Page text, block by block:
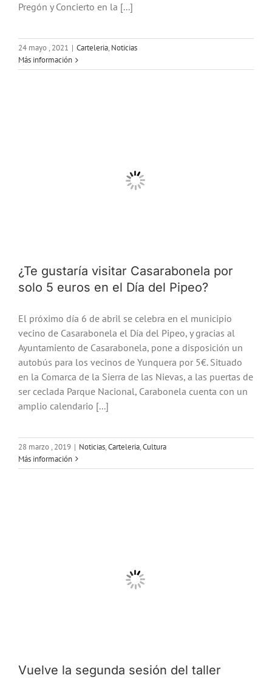
Pregón y Concierto en la [...]
24 mayo , 2021 | Carteleria, Noticias
Más información
¿Te gustaría visitar Casarabonela por
solo 5 euros en el Día del Pipeo?
El próximo día 6 de abril se celebra en el municipio
vecino de Casarabonela el Día del Pipeo, y gracias al
Ayuntamiento de Casarabonela, pone a disposición un
autobús para los vecinos de Yunquera por 5€. Situado
en la Comarca de la Sierra de las Nievas, a las puertas de
ser ceclada Parque Nacional, Carabonela cuenta con un
amplio calendario [...]
28 marzo , 2019 | Noticias,Carteleria,Cultura
Más información
Vuelve la segunda sesión del taller